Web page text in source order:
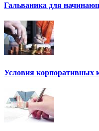
Гальваника для
Условия корпоративных